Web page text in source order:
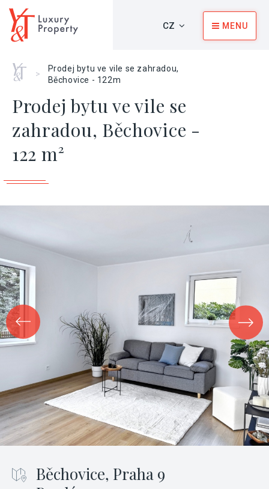
CZ MENU
Home
>
Prodej bytu ve vile se zahradou,
Běchovice - 122m
Prodej bytu ve vile se
zahradou, Běchovice -
122 m²
Běchovice, Praha 9